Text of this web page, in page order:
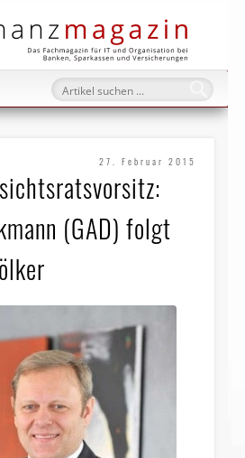
27. Februar 2015
(GAD) folgt